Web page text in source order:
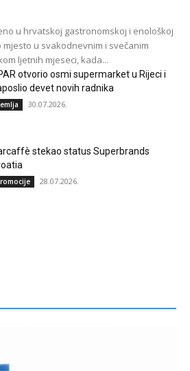
u hrvatskoj gastronomskoj i enološkoj
u svakodnevnim i svečanim
ljetnih mjeseci, kada...
otvorio osmi supermarket u Rijeci i
devet novih radnika
30.07.2026.
stekao status Superbrands
28.07.2026.